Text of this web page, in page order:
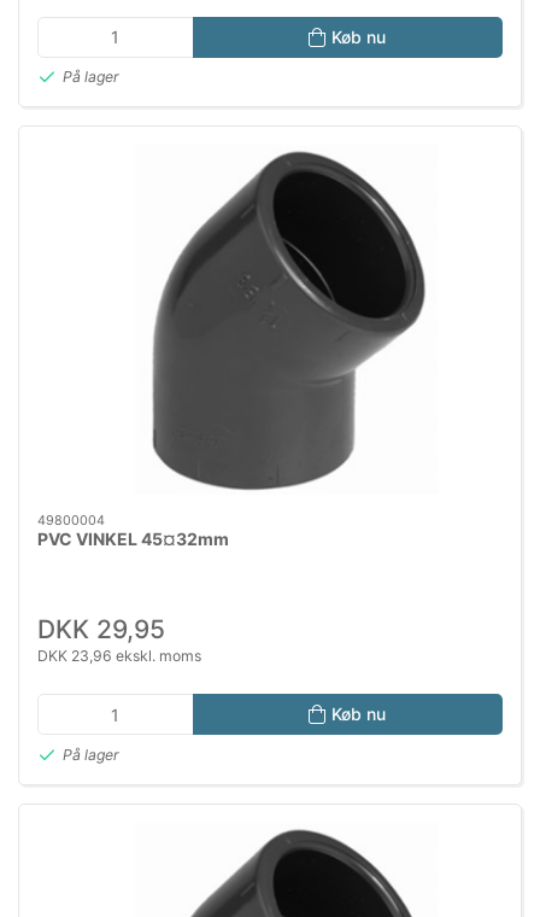
Køb nu
På lager
49800004
PVC VINKEL 45¤32mm
DKK 29,95
DKK 23,96 ekskl. moms
Køb nu
På lager